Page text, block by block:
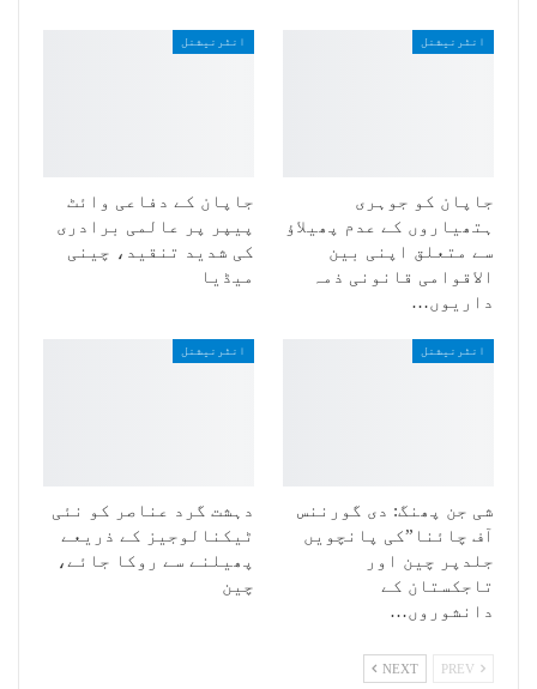
انٹرنیشنل
جاپان کو جوہری
ہتھیاروں کے عدم پھیلاؤ
سے متعلق اپنی بین
الاقوامی قانونی ذمہ
داریوں…
انٹرنیشنل
جاپان کے دفاعی وائٹ
پیپر پر عالمی برادری
کی شدید تنقید، چینی
میڈیا
انٹرنیشنل
شی جن پھنگ: دی گورننس
آف چائنا”کی پانچویں
جلدپر چین اور
تاجکستان کے
دانشوروں…
انٹرنیشنل
دہشت گرد عناصر کو نئی
ٹیکنالوجیز کے ذریعے
پھیلنے سے روکا جائے،
چین
NEXT